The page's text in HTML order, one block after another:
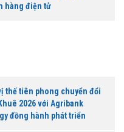
hàng điện tử
thế tiên phong chuyển đổi
2026 với Agribank
đồng hành phát triển